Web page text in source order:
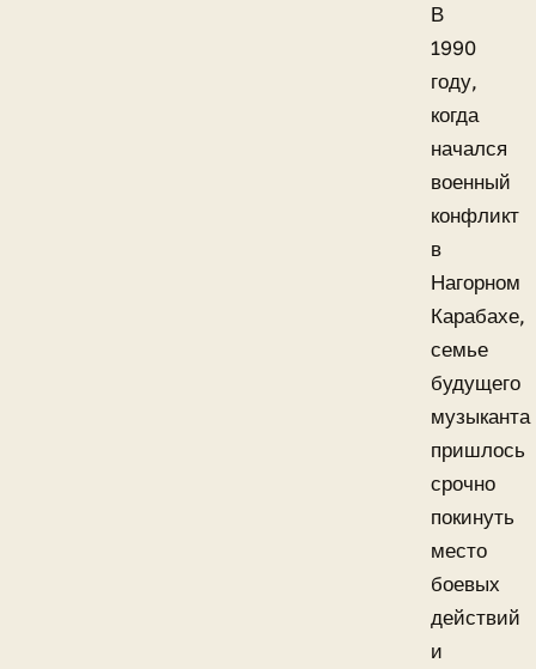
В
1990
году,
когда
начался
военный
конфликт
в
Нагорном
Карабахе,
семье
будущего
музыканта
пришлось
срочно
покинуть
место
боевых
действий
и